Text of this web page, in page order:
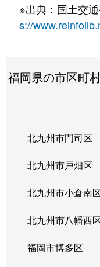
※出典：国土交
s://
福岡県の市区町
北九州市門司区
北九州市戸畑区
北九州市小倉南
北九州市八幡西
福岡市博多区